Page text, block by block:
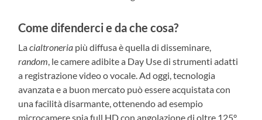
Come difenderci e da che cosa?
Lacialtroneria più diffusa è quella di disseminare,
random, le camere adibite a Day Use di strumenti adatti
a registrazione video o vocale. Ad oggi, tecnologia
avanzata e a buon mercato può essere acquistata con
una facilità disarmante, ottenendo ad esempio
microcamere spia full HD con angolazione di oltre 125°,